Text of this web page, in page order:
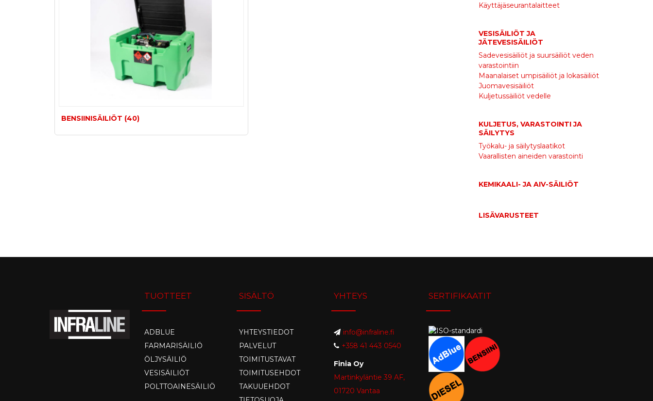
BENSIINISÄILIÖT (40)
Käyttäjäseurantalaitteet
VESISÄILIÖT JA
JÄTEVESISÄILIÖT
Sadevesisäiliöt ja suursäiliöt veden
varastointiin
Maanalaiset umpisäiliöt ja lokasäiliöt
Juomavesisäiliöt
Kuljetussäiliöt vedelle
KULJETUS, VARASTOINTI JA
SÄILYTYS
Työkalu- ja säilytyslaatikot
Vaarallisten aineiden varastointi
KEMIKAALI- JA AIV-SÄILIÖT
LISÄVARUSTEET
TUOTTEET
ADBLUE
FARMARISÄILIÖ
ÖLJYSÄILIÖ
VESISÄILIÖT
POLTTOAINESÄILIÖ
SISÄLTÖ
YHTEYSTIEDOT
PALVELUT
TOIMITUSTAVAT
TOIMITUSEHDOT
TAKUUEHDOT
YHTEYS
info@infraline.fi
+358 41 443 0540
Finia Oy
Martinkyläntie 39 AF,
01720 Vantaa
SERTIFIKAATIT